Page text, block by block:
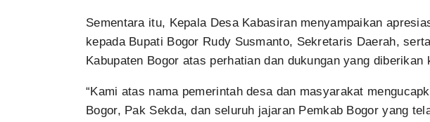
Sementara itu, Kepala Desa Kabasiran menyampaikan
kepada Bupati Bogor Rudy Susmanto, Sekretaris Daerah,
Kabupaten Bogor atas perhatian dan dukungan yang diberikan
“Kami atas nama pemerintah desa dan masyarakat
Bogor, Pak Sekda, dan seluruh jajaran Pemkab Bogor yang